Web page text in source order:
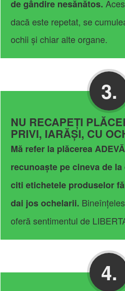
de gândire nesănătos.
dacă este repetat, se
ochii și chiar alte organe.
3.
NU RECAPEȚI
PRIVI, IARĂȘI, CU
Mă refer la plăcerea
recunoaște pe cineva de
citi etichetele produselor
dai jos ochelarii.
oferă sentimentul de
4.